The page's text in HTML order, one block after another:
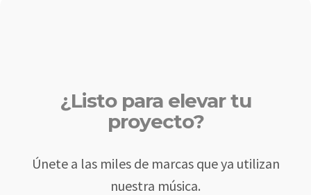
¿Listo para elevar tu
proyecto?
Únete a las miles de marcas que ya utilizan
nuestra música.